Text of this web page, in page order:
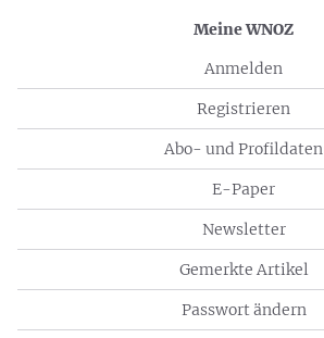
Meine WNOZ
Anmelden
Registrieren
Abo- und Profildaten
E-Paper
Newsletter
Gemerkte Artikel
Passwort ändern